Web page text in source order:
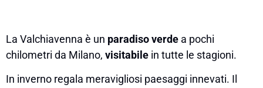
La Valchiavenna è un paradiso verde a pochi
chilometri da Milano, visitabile in tutte le stagioni.
In inverno regala meravigliosi paesaggi innevati. Il